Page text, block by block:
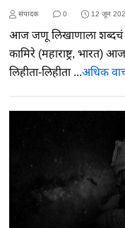
संपादक 0 12 जून
आज जणू लिखाणाला शब्दचं
कामिरे (महाराष्ट्र, भारत)
लिहीता-लिहीता ...अधिक